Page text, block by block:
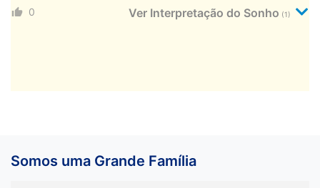
0 Ver Interpretação do Sonho (1)
Somos uma Grande Família